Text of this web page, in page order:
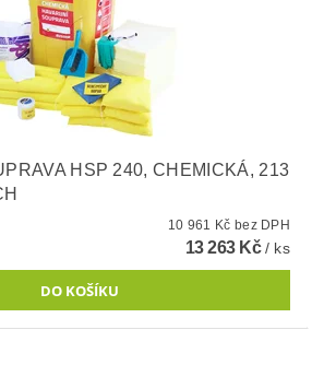
HSP 240, CHEMICKÁ, 213
10 961 Kč bez DPH
13 263 Kč/ ks